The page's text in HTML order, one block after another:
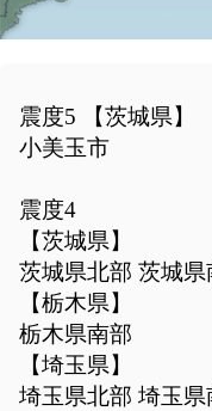
震度5 【茨城県】
小美玉市
震度4
【茨城県】
茨城県北部 茨城県
【栃木県】
栃木県南部
【埼玉県】
埼玉県北部 埼玉県